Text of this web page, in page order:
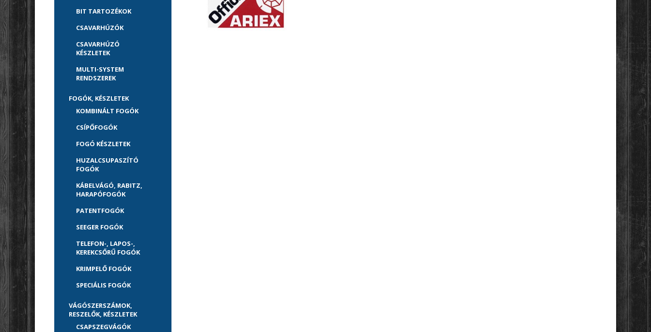
BIT TARTOZÉKOK
CSAVARHÚZÓK
CSAVARHÚZÓ
KÉSZLETEK
MULTI-SYSTEM
RENDSZEREK
FOGÓK, KÉSZLETEK
KOMBINÁLT FOGÓK
CSÍPŐFOGÓK
FOGÓ KÉSZLETEK
HUZALCSUPASZÍTÓ
FOGÓK
KÁBELVÁGÓ, RABITZ,
HARAPÓFOGÓK
PATENTFOGÓK
SEEGER FOGÓK
TELEFON-, LAPOS-,
KEREKCSŐRŰ FOGÓK
KRIMPELŐ FOGÓK
SPECIÁLIS FOGÓK
VÁGÓSZERSZÁMOK,
RESZELŐK, KÉSZLETEK
CSAPSZEGVÁGÓK